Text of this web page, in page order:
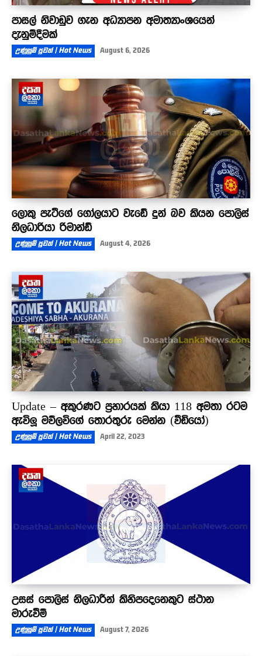
පාසල් නිවාඩුව ගැන අධ්‍යාපන අමාත්‍යාංශයෙන්
දැනුම්දීමක්
උණුසුම් පුවත් | Hot News August 6, 2026
ලොකු පැටීගේ ගෝලයාට වැඩේ දුන් බව කියන පොලිස්
නිලධාරියා රිමාන්ඩ්
උණුසුම් පුවත් | Hot News August 4, 2026
Update – අකුරණට ප්‍රහාරයක් කියා 118 අමතා රටම
ඇවිලූ මව්ලවිගේ තොරතුරු මෙන්න (වීඩියෝ)
උණුසුම් පුවත් | Hot News April 22, 2023
උසස් පොලිස් නිලධාරීන් කිහිපදෙනෙකුට ස්ථාන
මාරුවීම්
උණුසුම් පුවත් | Hot News August 7, 2026